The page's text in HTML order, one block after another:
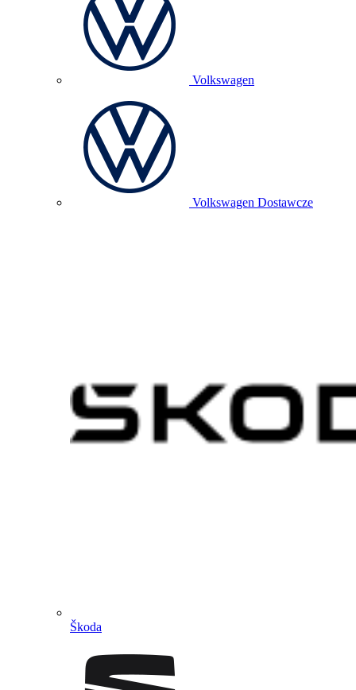
Volkswagen
Volkswagen Dostawcze
Škoda